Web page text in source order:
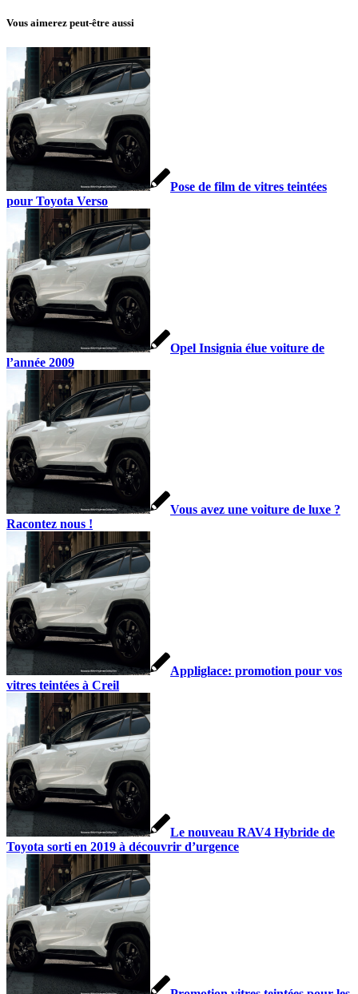
Vous aimerez peut-être aussi
Pose de film de vitres teintées
pour Toyota Verso
Opel Insignia élue voiture de
l’année 2009
Vous avez une voiture de luxe ?
Racontez nous !
Appliglace: promotion pour vos
vitres teintées à Creil
Le nouveau RAV4 Hybride de
Toyota sorti en 2019 à découvrir d’urgence